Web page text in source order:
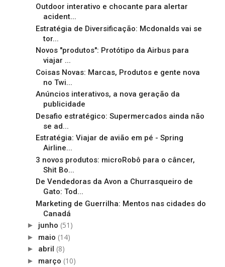
Outdoor interativo e chocante para alertar
acident...
Estratégia de Diversificação: Mcdonalds vai se
tor...
Novos "produtos": Protótipo da Airbus para
viajar ...
Coisas Novas: Marcas, Produtos e gente nova
no Twi...
Anúncios interativos, a nova geração da
publicidade
Desafio estratégico: Supermercados ainda não
se ad...
Estratégia: Viajar de avião em pé - Spring
Airline...
3 novos produtos: microRobô para o câncer,
Shit Bo...
De Vendedoras da Avon a Churrasqueiro de
Gato: Tod...
Marketing de Guerrilha: Mentos nas cidades do
Canadá
► junho (51)
► maio (14)
► abril (8)
► março (10)